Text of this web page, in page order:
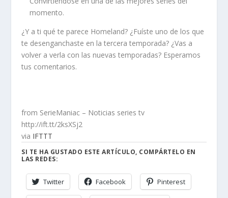
momento.
¿Y a ti qué te parece Homeland? ¿Fuíste uno de los que
te desenganchaste en la tercera temporada? ¿Vas a
volver a verla con las nuevas temporadas? Esperamos
tus comentarios.
from SerieManiac – Noticias series tv
http://ift.tt/2ksXSj2
via IFTTT
SI TE HA GUSTADO ESTE ARTÍCULO, COMPÁRTELO EN
LAS REDES:
Twitter Facebook Pinterest